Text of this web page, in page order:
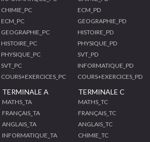
CHIMIE_PC
ECM_PC
GEOGRAPHIE_PC
HISTOIRE_PC
PHYSIQUE_PC
SVT_PC
COURS+EXERCICES_PC
ECM_PD
GEOGRAPHIE_PD
HISTOIRE_PD
PHYSIQUE_PD
SVT_PD
INFORMATIQUE_PD
COURS+EXERCICES_PD
TERMINALE A
MATHS_TA
FRANÇAIS_TA
ANGLAIS_TA
INFORMATIQUE_TA
TERMINALE C
MATHS_TC
FRANÇAIS_TC
ANGLAIS_TC
CHIMIE_TC